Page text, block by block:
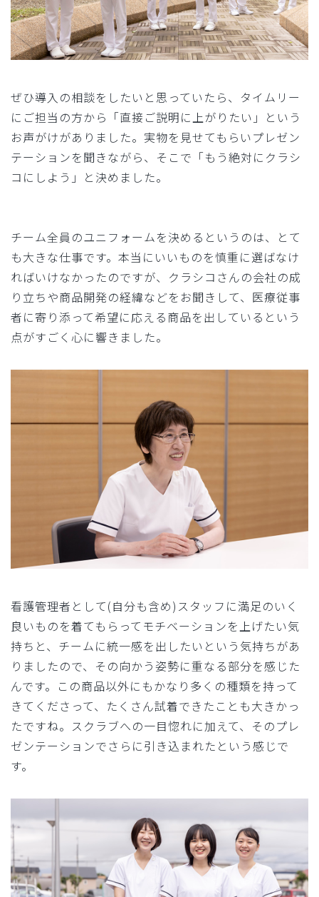
ぜひ導入の相談をしたいと思っていたら、タイムリー
にご担当の方から「直接ご説明に上がりたい」という
お声がけがありました。実物を見せてもらいプレゼン
テーションを聞きながら、そこで「もう絶対にクラシ
コにしよう」と決めました。
チーム全員のユニフォームを決めるというのは、とて
も大きな仕事です。本当にいいものを慎重に選ばなけ
ればいけなかったのですが、クラシコさんの会社の成
り立ちや商品開発の経緯などをお聞きして、医療従事
者に寄り添って希望に応える商品を出しているという
点がすごく心に響きました。
看護管理者として(自分も含め)スタッフに満足のいく
良いものを着てもらってモチベーションを上げたい気
持ちと、チームに統一感を出したいという気持ちがあ
りましたので、その向かう姿勢に重なる部分を感じた
んです。この商品以外にもかなり多くの種類を持って
きてくださって、たくさん試着できたことも大きかっ
たですね。スクラブへの一目惚れに加えて、そのプレ
ゼンテーションでさらに引き込まれたという感じで
す。